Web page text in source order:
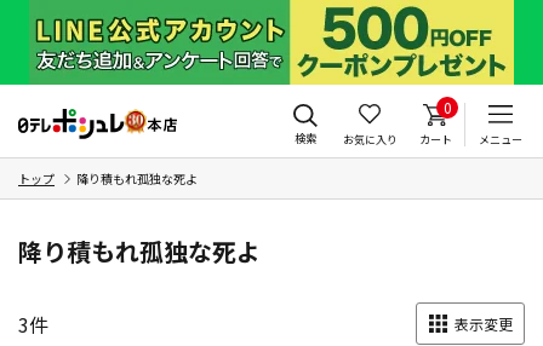
検索 お気に入り
0
カート メニュー
トップ 降り積もれ孤独な死よ
降り積もれ孤独な死よ
3件 表示変更